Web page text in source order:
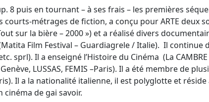
8 puis en tournant – à ses frais – les premières
métrages de fiction, a conçu pour ARTE deux
sur la bière – 2000 ») et a réalisé divers
Film Festival – Guardiagrele / Italie). Il continue
Il a enseigné l’Histoire du Cinéma (La CAMBRE
LUSSAS, FEMIS –Paris). Il a été membre de
Il a la nationalité italienne, il est polyglotte et réside
cinéma de gai savoir.